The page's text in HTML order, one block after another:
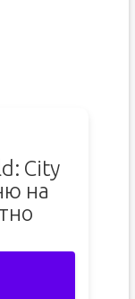
City
на